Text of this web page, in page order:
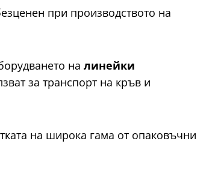
при производството на
на линейки
за транспорт на кръв и
на широка гама от опаковъчни